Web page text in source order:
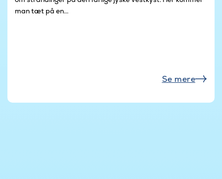
man tæt på en...
Se mere